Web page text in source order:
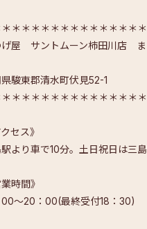
＊＊＊＊＊＊＊＊＊＊＊＊＊＊
げ屋 サントムーン柿田川店 ま
駿東郡清水町伏見52-1
＊＊＊＊＊＊＊＊＊＊＊＊＊＊
クセス》
より車で10分。土日祝日は三
業時間》
00～20：00(最終受付18：30)